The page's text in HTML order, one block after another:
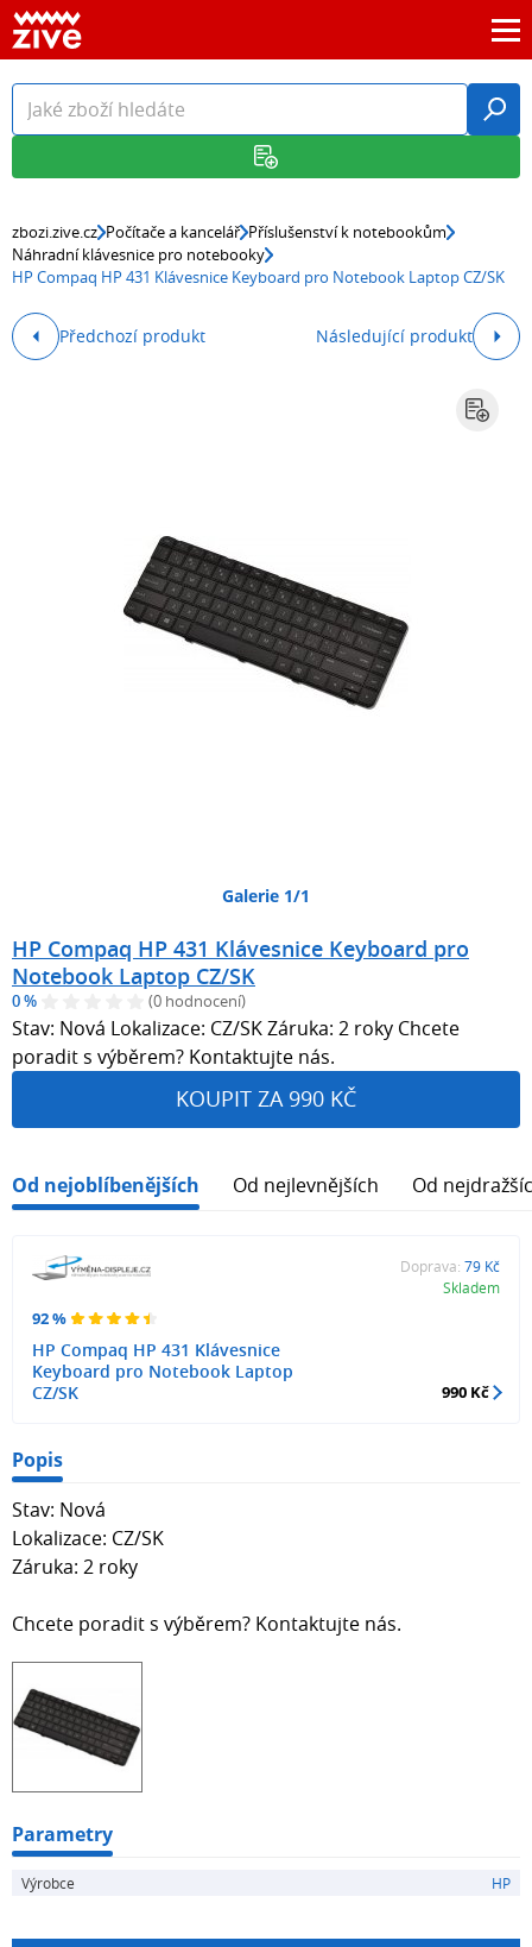
zbozi.zive.cz Počítače a kancelář Příslušenství k notebookům
Náhradní klávesnice pro notebooky
HP Compaq HP 431 Klávesnice Keyboard pro Notebook Laptop CZ/SK
Předchozí produkt Následující produkt
Galerie 1/1
HP Compaq HP 431 Klávesnice Keyboard pro
Notebook Laptop CZ/SK
0 % (0 hodnocení)
Stav: Nová Lokalizace: CZ/SK Záruka: 2 roky Chcete
poradit s výběrem? Kontaktujte nás.
KOUPIT ZA 990 KČ
Od nejoblíbenějších Od nejlevnějších Od
92 %
HP Compaq HP 431 Klávesnice
Keyboard pro Notebook Laptop
CZ/SK
Doprava: 79 Kč
Skladem
990 Kč
Popis
Stav: Nová
Lokalizace: CZ/SK
Záruka: 2 roky
Chcete poradit s výběrem? Kontaktujte nás.
Parametry
Výrobce HP